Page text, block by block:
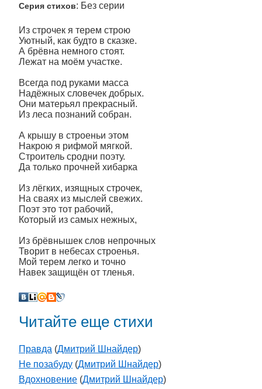
Серия стихов: Без серии
Из строчек я терем строю
Уютный, как будто в сказке.
А брёвна немного стоят.
Лежат на моём участке.
Всегда под руками масса
Надёжных словечек добрых.
Они матерьял прекрасный.
Из леса познаний собран.
А крышу в строеньи этом
Накрою я рифмой мягкой.
Строитель сродни поэту.
Да только прочней хибарка
Из лёгких, изящных строчек,
На сваях из мыслей свежих.
Поэт это тот рабочий,
Который из самых нежных,
Из брёвнышек слов непрочных
Творит в небесах строенья.
Мой терем легко и точно
Навек защищён от тленья.
Читайте еще стихи
Правда (Дмитрий Шнайдер)
Не позабуду (Дмитрий Шнайдер)
Вдохновение (Дмитрий Шнайдер)